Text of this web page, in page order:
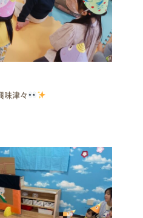
味津々